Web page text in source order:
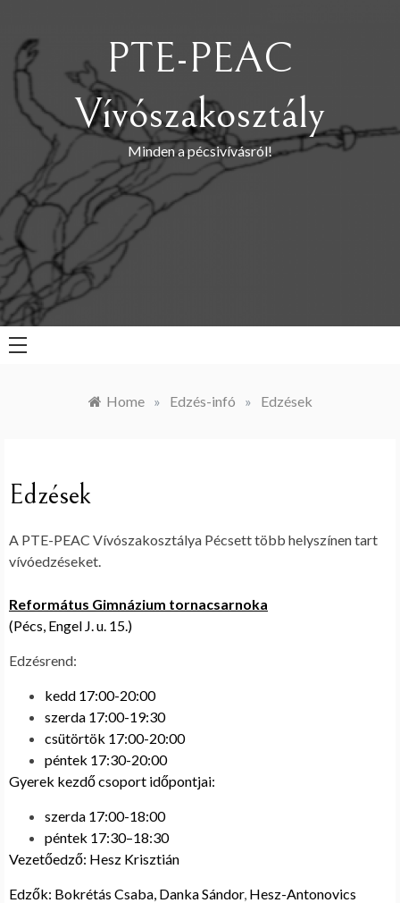
content
PTE-PEAC
Vívószakosztály
Minden a pécsivívásról!
Home » Edzés-infó » Edzések
Edzések
A PTE-PEAC Vívószakosztálya Pécsett több helyszínen tart
vívóedzéseket.
Református Gimnázium tornacsarnoka
(Pécs, Engel J. u. 15.)
Edzésrend:
kedd 17:00-20:00
szerda 17:00-19:30
csütörtök 17:00-20:00
péntek 17:30-20:00
Gyerek kezdő csoport időpontjai:
szerda 17:00-18:00
péntek 17:30–18:30
Vezetőedző: Hesz Krisztián
Edzők: Bokrétás Csaba, Danka Sándor, Hesz-Antonovics